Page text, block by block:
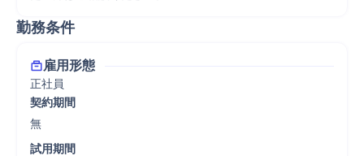
勤務条件
雇用形態
正社員
契約期間
無
試用期間